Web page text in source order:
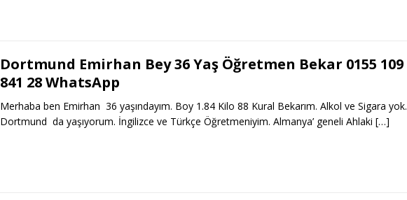
Dortmund Emirhan Bey 36 Yaş Öğretmen Bekar 0155 109
841 28 WhatsApp
Merhaba ben Emirhan 36 yaşındayım. Boy 1.84 Kilo 88 Kural Bekarım. Alkol ve Sigara yok.
Dortmund da yaşıyorum. İngilizce ve Türkçe Öğretmeniyim. Almanya’ geneli Ahlaki […]